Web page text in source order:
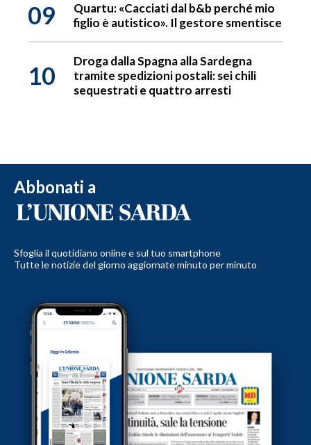
09
Quartu: «Cacciati dal b&b perché mio
figlio è autistico». Il gestore smentisce
10
Droga dalla Spagna alla Sardegna
tramite spedizioni postali: sei chili
sequestrati e quattro arresti
Abbonati a
Sfoglia il quotidiano online e sul tuo smartphone
Tutte le notizie del giorno aggiornate minuto per minuto